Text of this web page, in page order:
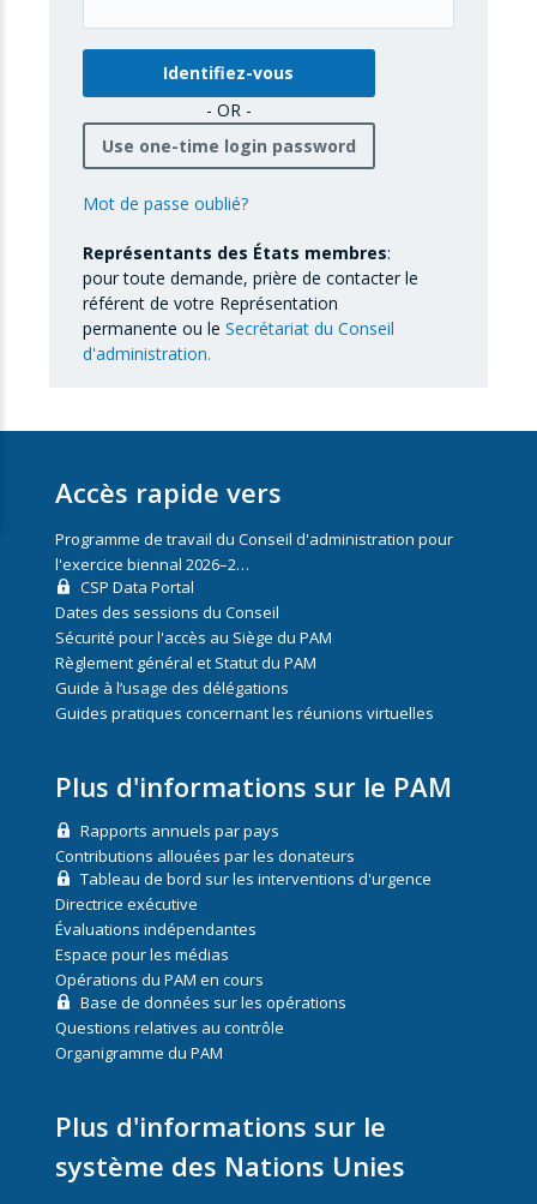
- OR -
Use one-time login password
Mot de passe oublié?
Représentants des États membres:
pour toute demande, prière de contacter le
référent de votre Représentation
permanente ou le Secrétariat du Conseil
d'administration.
Accès rapide vers
Programme de travail du Conseil d'administration pour
l'exercice biennal 2026–2…
CSP Data Portal
Dates des sessions du Conseil
Sécurité pour l'accès au Siège du PAM
Règlement général et Statut du PAM
Guide à l’usage des délégations
Guides pratiques concernant les réunions virtuelles
Plus d'informations sur le PAM
Rapports annuels par pays
Contributions allouées par les donateurs
Tableau de bord sur les interventions d'urgence
Directrice exécutive
Évaluations indépendantes
Espace pour les médias
Opérations du PAM en cours
Base de données sur les opérations
Questions relatives au contrôle
Organigramme du PAM
Plus d'informations sur le
système des Nations Unies